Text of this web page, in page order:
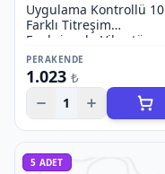
Uygulama Kontrollü 10
Farklı Titreşim
Fonksiyonlu Vibratör -
Model 2
PERAKENDE
1.023 ₺
1
5 ADET